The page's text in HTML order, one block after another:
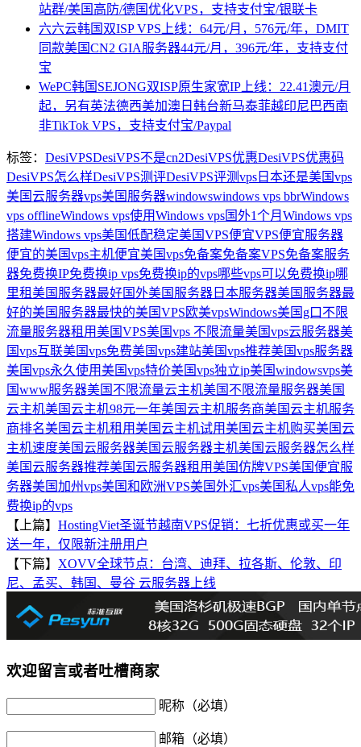
站群/美国高防/德国优化VPS，支持支付宝/银联卡
六六云韩国双ISP VPS上线：64元/月，576元/年，DMIT
同款美国CN2 GIA服务器44元/月，396元/年，支持支付
宝
WePC韩国SEJONG双ISP原生家宽IP上线：22.41澳元/月
起，另有英法德西美加澳日韩台新马泰菲越印尼巴西南
非TikTok VPS，支持支付宝/Paypal
标签： DesiVPSDesiVPS不是cn2DesiVPS优惠DesiVPS优惠码
DesiVPS怎么样DesiVPS测评DesiVPS评测vps日本还是美国vps
美国云服务器vps美国服务器windowswindows vps bbrWindows
vps offlineWindows vps使用Windows vps国外1个月 Windows vps
搭建Windows vps美国低配稳定美国VPS便宜VPS便宜服务器
便宜的美国vps主机便宜美国vps免备案免备案VPS免备案服务
器免费换IP免费换ip vps免费换ip的vps哪些vps可以免费换ip哪
里租美国服务器最好国外美国服务器 日本服务器美国服务器最
好的美国服务器最快的美国VPS欧美vpsWindows美国g口不限
流量服务器租用美国VPS美国vps 不限流量美国vps云服务器美
国vps互联美国vps免费美国vps建站美国vps推荐美国vps服务器
美国vps永久使用美国vps特价美国vps独立ip美国windowsvps美
国www服务器美国不限流量云主机美国不限流量服务器美国
云主机美国云主机98元一年美国云主机服务商美国云主机服务
商排名美国云主机租用美国云主机试用美国云主机购买美国云
主机速度美国云服务器美国云服务器主机美国云服务器怎么样
美国云服务器推荐美国云服务器租用美国仿牌VPS美国便宜服
务器美国加州vps美国和欧洲VPS美国外汇vps美国私人vps能免
费换ip的vps
【上篇】 HostingViet圣诞节越南VPS促销：七折优惠或买一年
送一年，仅限新注册用户
【下篇】 XOVV全球节点：台湾、迪拜、拉各斯、伦敦、印
尼、孟买、韩国、曼谷 云服务器上线
欢迎留言或者吐槽商家
昵称（必填）
邮箱（必填）